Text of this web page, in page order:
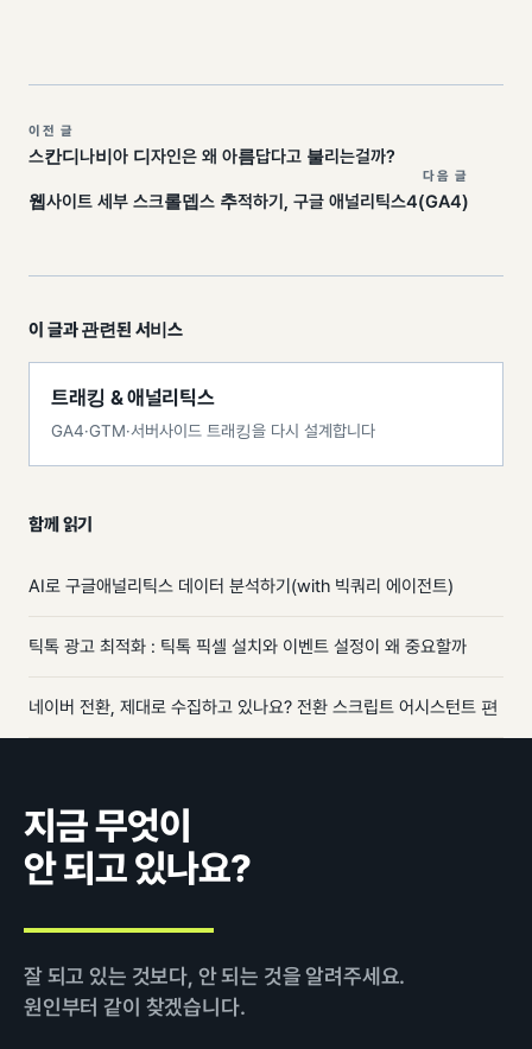
이전 글
스칸디나비아 디자인은 왜 아름답다고 불리는걸까?
다음 글
웹사이트 세부 스크롤뎁스 추적하기, 구글 애널리틱스4(GA4)
이 글과 관련된 서비스
트래킹 & 애널리틱스
GA4·GTM·서버사이드 트래킹을 다시 설계합니다
함께 읽기
AI로 구글애널리틱스 데이터 분석하기(with 빅쿼리 에이전트)
틱톡 광고 최적화 : 틱톡 픽셀 설치와 이벤트 설정이 왜 중요할까
네이버 전환, 제대로 수집하고 있나요? 전환 스크립트 어시스턴트 편
지금 무엇이
안 되고 있나요?
잘 되고 있는 것보다, 안 되는 것을 알려주세요.
원인부터 같이 찾겠습니다.